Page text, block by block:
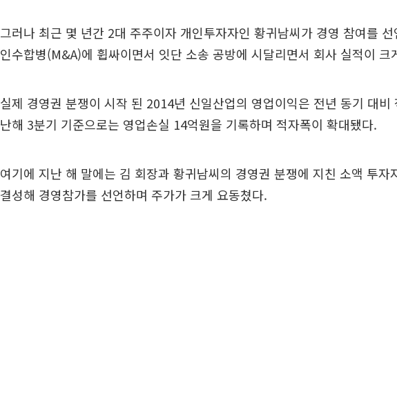
그러나 최근 몇 년간 2대 주주이자 개인투자자인 황귀남씨가 경영 참여를
인수합병(M&A)에 휩싸이면서 잇단 소송 공방에 시달리면서 회사 실적이 크
실제 경영권 분쟁이 시작 된 2014년 신일산업의 영업이익은 전년 동기 대비
난해 3분기 기준으로는 영업손실 14억원을 기록하며 적자폭이 확대됐다.
여기에 지난 해 말에는 김 회장과 황귀남씨의 경영권 분쟁에 지친 소액 투자
결성해 경영참가를 선언하며 주가가 크게 요동쳤다.